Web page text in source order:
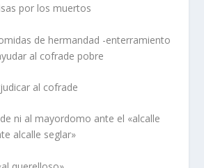
por los muertos
de hermandad -enterramiento
al cofrade pobre
al cofrade
ni al mayordomo ante el «alcalle
alcalle seglar»